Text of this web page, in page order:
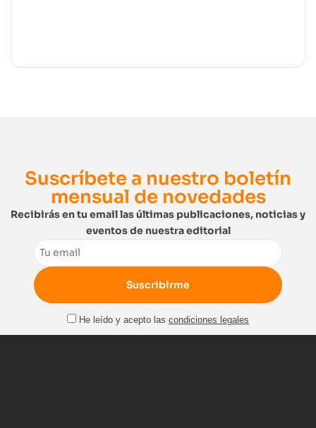
Suscríbete a nuestro boletín
mensual de novedades
Recibirás en tu email las últimas publicaciones, noticias y
eventos de nuestra editorial
Email
He leído y acepto las condiciones legales